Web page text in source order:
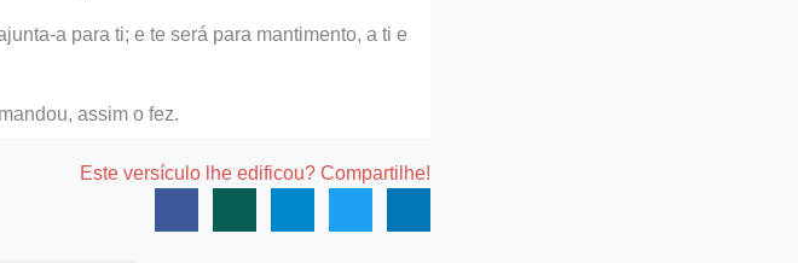
a para ti; e te será para mantimento, a ti e
assim o fez.
Este versículo lhe edificou? Compartilhe!